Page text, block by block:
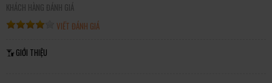
KHÁCH HÀNG ĐÁNH GIÁ
VIẾT ĐÁNH GIÁ
GIỚI THIỆU